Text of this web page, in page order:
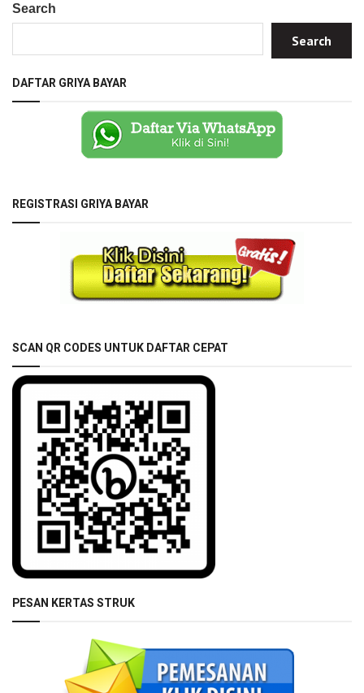
Search
Search
DAFTAR GRIYA BAYAR
REGISTRASI GRIYA BAYAR
SCAN QR CODES UNTUK DAFTAR CEPAT
PESAN KERTAS STRUK